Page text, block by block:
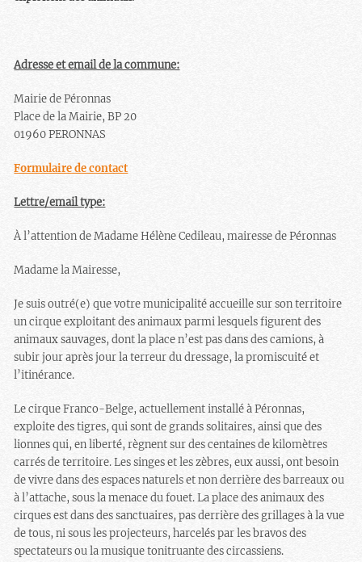
Adresse et email de la commune:
Mairie de Péronnas
Place de la Mairie, BP 20
01960 PERONNAS
Formulaire de contact
Lettre/email type:
À l’attention de Madame Hélène Cedileau, mairesse de Péronnas
Madame la Mairesse,
Je suis outré(e) que votre municipalité accueille sur son territoire
un cirque exploitant des animaux parmi lesquels figurent des
animaux sauvages, dont la place n’est pas dans des camions, à
subir jour après jour la terreur du dressage, la promiscuité et
l’itinérance.
Le cirque Franco-Belge, actuellement installé à Péronnas,
exploite des tigres, qui sont de grands solitaires, ainsi que des
lionnes qui, en liberté, règnent sur des centaines de kilomètres
carrés de territoire. Les singes et les zèbres, eux aussi, ont besoin
de vivre dans des espaces naturels et non derrière des barreaux ou
à l’attache, sous la menace du fouet. La place des animaux des
cirques est dans des sanctuaires, pas derrière des grillages à la vue
de tous, ni sous les projecteurs, harcelés par les bravos des
spectateurs ou la musique tonitruante des circassiens.